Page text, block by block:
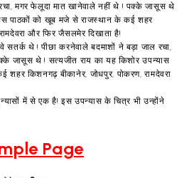
मगर फेलूदा मात खानेवाले नहीं थे ! पक्के जासूस थे
पाठकों को खूब मजे से राजस्थान के कई शहर
और फिर जैसलमेर दिखाता है!
थे ! पीछा करनेवाले बदमाशों ने बड़ा जाल रचा,
जासूस थे ! सत्यजीत राय का यह किशोर उपन्यास
किशनगढ़ बीकानेर, जोधपुर, पोकरण, रामदेवरा
में से एक है! इस उपन्यास के चित्र भी उन्होंने
Page